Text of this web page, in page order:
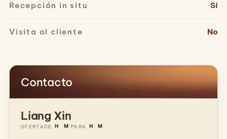
Recepción in situ Sí
Visita al cliente No
Contacto
Liang Xin
OFERTA DE H M PARA H M